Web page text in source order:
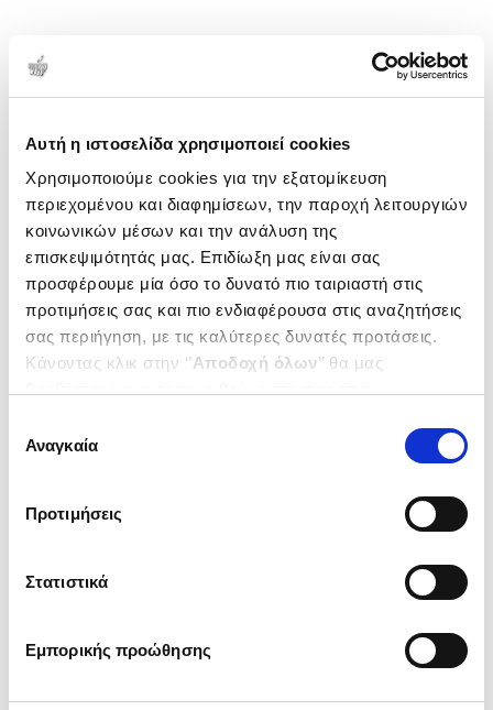
Αυτή η ιστοσελίδα χρησιμοποιεί cookies
Χρησιμοποιούμε cookies για την εξατομίκευση
περιεχομένου και διαφημίσεων, την παροχή λειτουργιών
κοινωνικών μέσων και την ανάλυση της
επισκεψιμότητάς μας. Επιδίωξη μας είναι σας
προσφέρουμε μία όσο το δυνατό πιο ταιριαστή στις
προτιμήσεις σας και πιο ενδιαφέρουσα στις αναζητήσεις
σας περιήγηση, με τις καλύτερες δυνατές προτάσεις.
Κάνοντας κλικ στην ‘’Αποδοχή όλων’’ θα μας
ενδιαφέρουν και να επιλέξετε από τα παρακάτω με την
΄΄και να ενημερωθείτε σχετικά με
συγκατάθεσης
Αναγκαία
Προτιμήσεις
Στατιστικά
Εμπορικής προώθησης
έκδοση)
Τιμή Έκδοσης
13
Τιμή Πολιτείας